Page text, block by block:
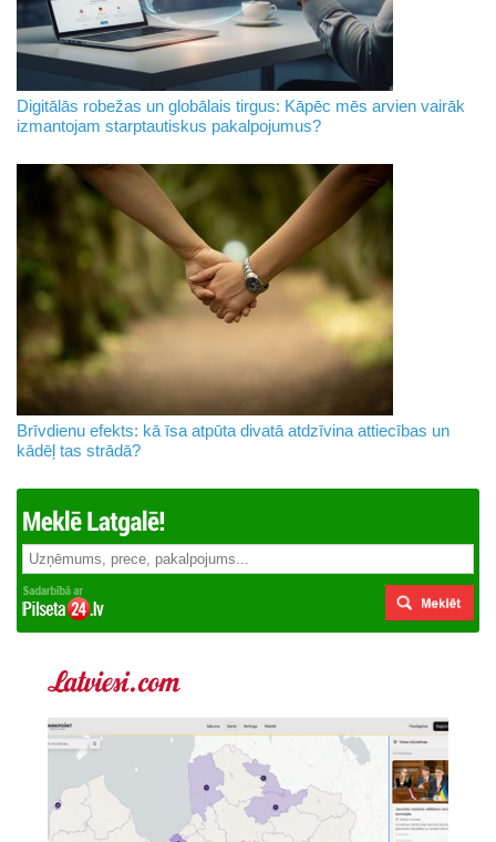
Digitālās robežas un globālais tirgus: Kāpēc mēs arvien vairāk
izmantojam starptautiskus pakalpojumus?
Brīvdienu efekts: kā īsa atpūta divatā atdzīvina attiecības un
kādēļ tas strādā?